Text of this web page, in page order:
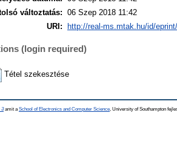
változtatás:
06 Szep 2018 11:42
URI:
http://real-ms.mtak.hu/id/
(login required)
Tétel szekesztése
3amit a School of Electronics and Computer Science , University of Southampton